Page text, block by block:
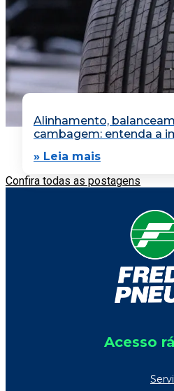
Alinhamento,
cambagem: entenda a
» Leia mais
Confira todas as postagens
Acesso